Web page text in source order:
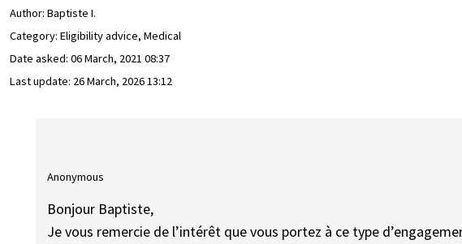
Author: Baptiste I.
Category: Eligibility advice, Medical
Date asked: 06 March, 2021 08:37
Last update: 26 March, 2026 13:12
Anonymous
Bonjour Baptiste,
Je vous remercie de l’intérêt que vous portez à ce type